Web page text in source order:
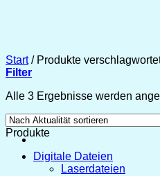
Start /Produkte
Filter
Alle 3 Ergebnisse werden
Produkte
Digitale Dateien
Laserdateien